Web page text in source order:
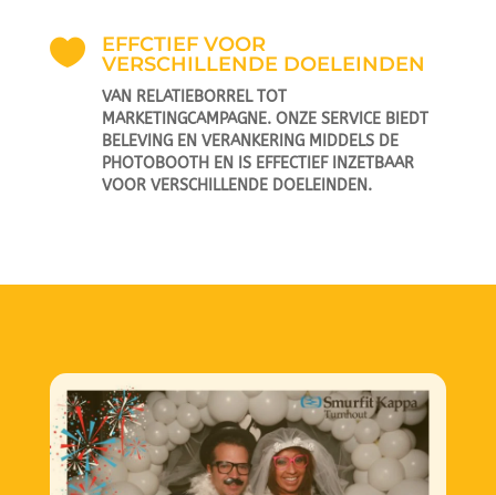

EFFCTIEF VOOR
VERSCHILLENDE DOELEINDEN
VAN RELATIEBORREL TOT
MARKETINGCAMPAGNE. ONZE SERVICE BIEDT
BELEVING EN VERANKERING MIDDELS DE
PHOTOBOOTH EN IS EFFECTIEF INZETBAAR
VOOR VERSCHILLENDE DOELEINDEN.